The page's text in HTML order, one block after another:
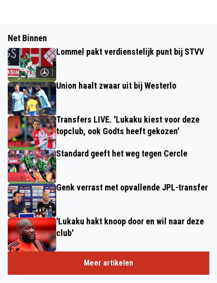
Net Binnen
Lommel pakt verdienstelijk punt bij STVV
Union haalt zwaar uit bij Westerlo
Transfers LIVE. 'Lukaku kiest voor deze
topclub, ook Godts heeft gekozen'
Standard geeft het weg tegen Cercle
Genk verrast met opvallende JPL-transfer
'Lukaku hakt knoop door en wil naar deze
club'
Meer artikelen